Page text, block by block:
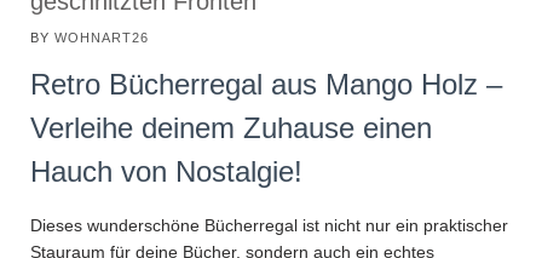
BY WOHNART26
Retro Bücherregal aus Mango Holz –
Verleihe deinem Zuhause einen
Hauch von Nostalgie!
Dieses wunderschöne Bücherregal ist nicht nur ein praktischer
Stauraum für deine Bücher, sondern auch ein echtes